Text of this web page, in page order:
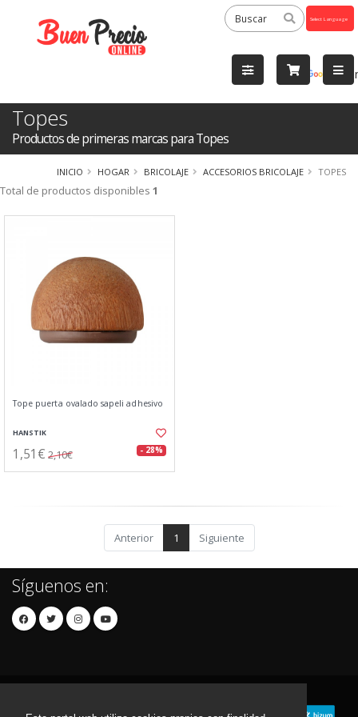
by
Topes
Productos de primeras marcas para Topes
INICIO HOGAR BRICOLAJE ACCESORIOS BRICOLAJE TOPES
Total de productos disponibles 1
Tope puerta ovalado sapeli adhesivo
HANSTIK
1,51€ 2,10€ - 28%
Anterior 1 Siguiente
Síguenos en: